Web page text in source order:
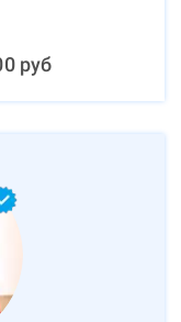
руб